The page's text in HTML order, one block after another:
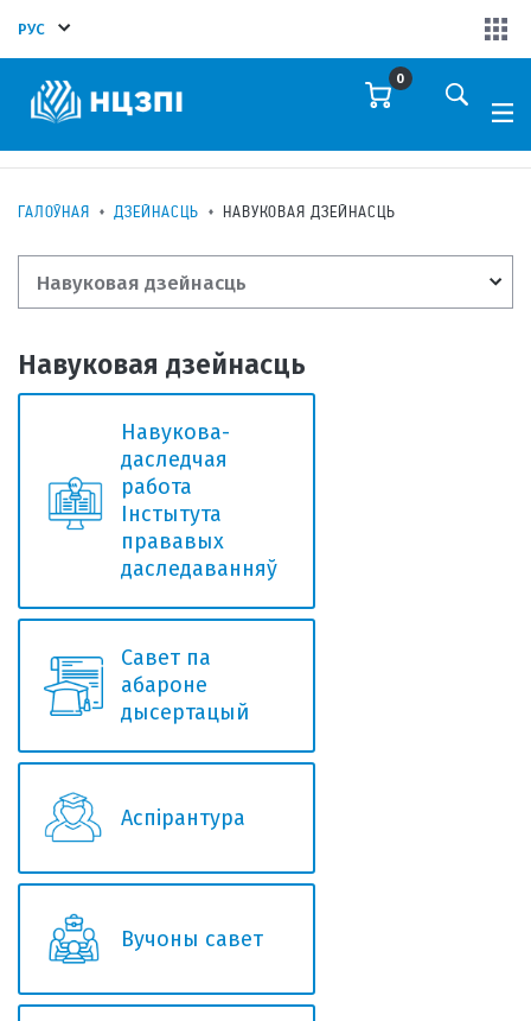
РУС
0
ГАЛОЎНАЯ ДЗЕЙНАСЦЬ НАВУКОВАЯ ДЗЕЙНАСЦЬ
Навуковая дзейнасць
Навуковая дзейнасць
Навукова-
даследчая
работа
Інстытута
прававых
даследаванняў
Савет па
абароне
дысертацый
Аспірантура
Вучоны савет